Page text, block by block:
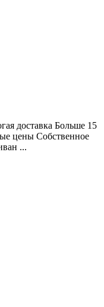
доставка Больше 15
цены Собственное
...